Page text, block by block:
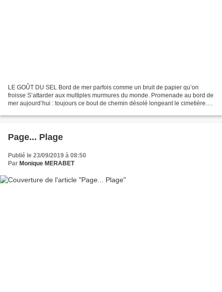
LE GOÛT DU SEL Bord de mer parfois comme un bruit de papier qu’on
froisse S’attarder aux multiples murmures du monde. Promenade au bord de
mer aujourd’hui : toujours ce bout de chemin désolé longeant le cimetière.
Page... Plage
Publié le 23/09/2019 à 08:50
Par Monique MERABET